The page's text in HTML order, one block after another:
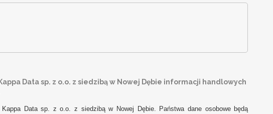
Data sp. z o.o. z siedzibą w Nowej Dębie informacji handlowych
Data sp. z o.o. z siedzibą w Nowej Dębie. Państwa dane osobowe będą